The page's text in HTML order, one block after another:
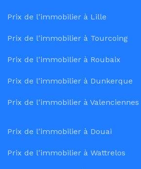
Prix de l'immobilier à Lille
Prix de l'immobilier à Tourcoing
Prix de l'immobilier à Roubaix
Prix de l'immobilier à Dunkerque
Prix de l'immobilier à Valenciennes
Prix de l'immobilier à Douai
Prix de l'immobilier à Wattrelos